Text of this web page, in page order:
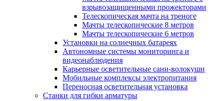
взрывозащищенными прожекторами
Телескопическая мачта на треноге
Мачты телескопические 8 метров
Мачты телескопические 6 метров
Установки на солнечных батареях
Автономные системы мониторинга и
видеонаблюдения
Карьерные осветительные сани-волокуши
Мобильные комплексы электропитания
Переносная осветительная установка
Станки для гибки арматуры